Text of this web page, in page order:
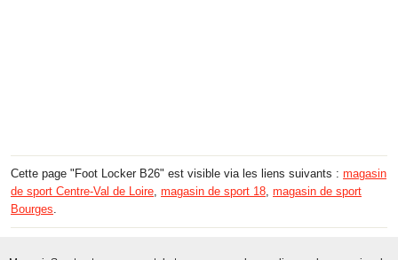
Cette page "Foot Locker B26" est visible via les liens suivants : magasin
de sport Centre-Val de Loire magasin de sport 18 magasin de sport
Bourges